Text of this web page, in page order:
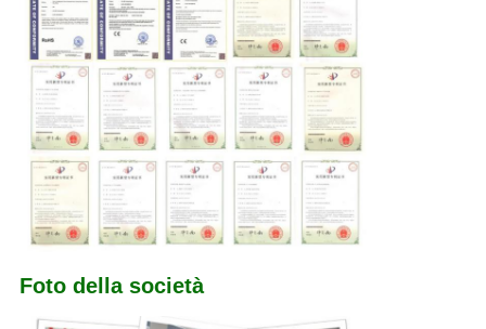
Foto della società